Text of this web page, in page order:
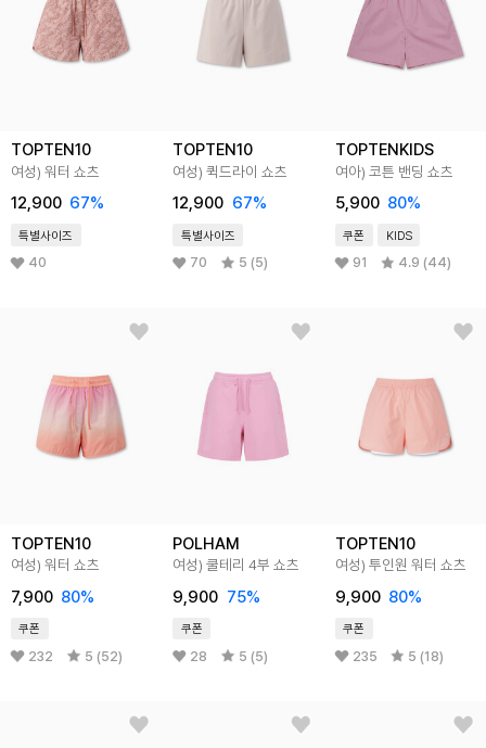
TOPTEN10
여성) 워터 쇼츠
12,900 67%
특별사이즈
40
TOPTEN10
여성) 퀵드라이 쇼츠
12,900 67%
특별사이즈
70 5 (5)
TOPTENKIDS
여아) 코튼 밴딩 쇼츠
5,900 80%
쿠폰 KIDS
91 4.9 (44)
TOPTEN10
여성) 워터 쇼츠
7,900 80%
쿠폰
232 5 (52)
POLHAM
여성) 쿨테리 4부 쇼츠
9,900 75%
쿠폰
28 5 (5)
TOPTEN10
여성) 투인원 워터 쇼츠
9,900 80%
쿠폰
235 5 (18)